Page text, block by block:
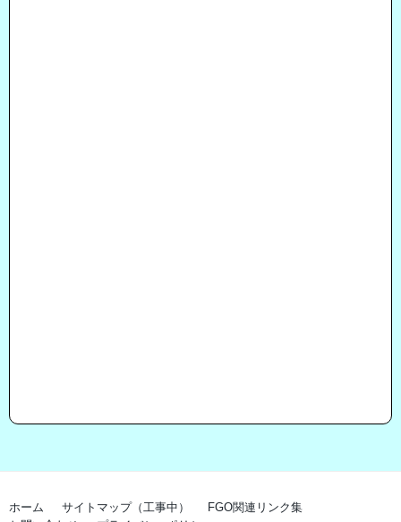
ホーム サイトマップ（工事中）
FGO関連リンク集